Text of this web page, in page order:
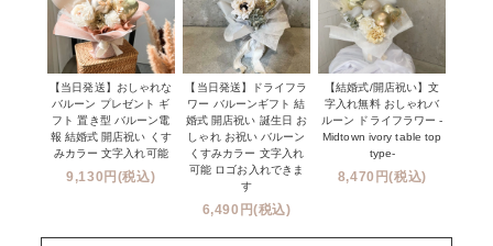
フリンジバルーン
デコレーションセット
プロップスバルーン
オプション
成人式・卒業式・入学式バルーンブーケ
発表会・劇場
その他お祝い
クリスマス
新商品
~３０００円
オーダーメイドについて
セミオーダーについて
フリンジバルーンについて
コンフェッティバルーンについて
【当日発送】おしゃれな
バルーン プレゼント ギ
フト 置き型 バルーン電
報 結婚式 開店祝い くす
みカラー 文字入れ可能
9,130円(税込)
【当日発送】ドライフラ
ワー バルーンギフト 結
婚式 開店祝い 誕生日 お
しゃれ お祝い バルーン
くすみカラー 文字入れ
可能 ロゴお入れできま
す
6,490円(税込)
【結婚式/開店祝い】文
字入れ無料 おしゃれバ
ルーン ドライフラワー -
Midtown ivory table top
type-
8,470円(税込)